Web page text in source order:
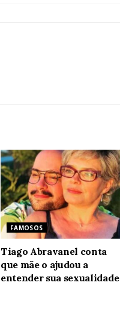
FAMOSOS
Tiago Abravanel conta
que mãe o ajudou a
entender sua sexualidade